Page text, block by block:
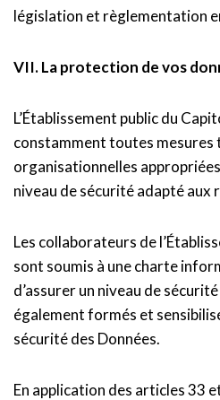
législation et règlementation
VII. La protection de vos
L’Établissement public du
constamment toutes mesures
organisationnelles
niveau de sécurité adapté aux
Les collaborateurs de
sont soumis à une charte
d’assurer un niveau de
également formés et
sécurité des Données.
En application des articles 33